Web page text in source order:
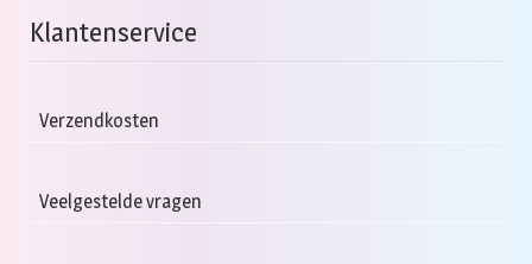
Klantenservice
Verzendkosten
Veelgestelde vragen